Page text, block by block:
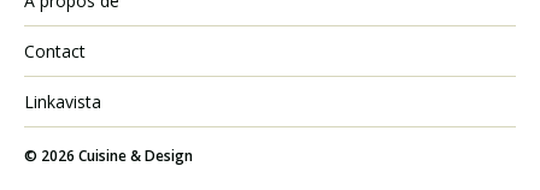
Contact
Linkavista
© 2026 Cuisine & Design